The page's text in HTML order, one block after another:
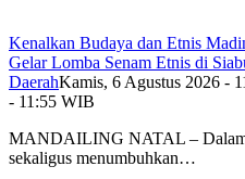
Kenalkan Budaya dan Etnis
Gelar Lomba Senam Etnis di
DaerahKamis, 6 Agustus 2026 -
- 11:55 WIB
MANDAILING NATAL – Dalam
sekaligus menumbuhkan…